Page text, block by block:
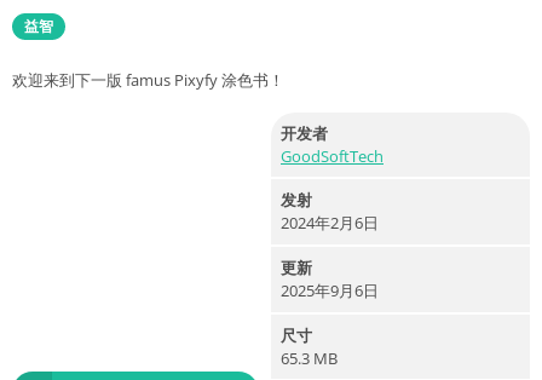
益智
欢迎来到下一版 famus Pixyfy 涂色书！
开发者
GoodSoftTech
发射
2024年2月6日
更新
2025年9月6日
尺寸
65.3 MB